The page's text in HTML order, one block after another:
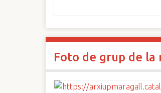
Foto de grup de la